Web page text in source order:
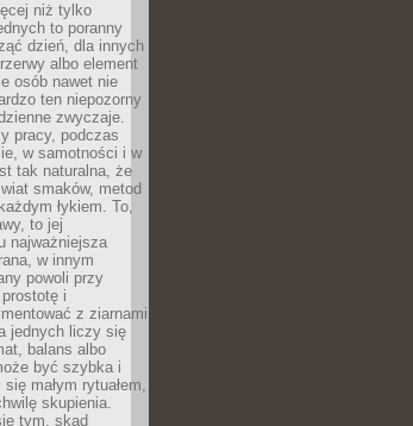
niż tylko
to poranny
dzień, dla innych
albo element
osób nawet nie
ten niepozorny
zwyczaje.
pracy, podczas
w samotności i w
tak naturalna, że
smaków, metod
łykiem. To,
to jej
najważniejsza
w innym
powoli przy
i
z ziarnami
jednych liczy się
balans albo
być szybka i
małym rytuałem,
skupienia.
tym, skąd